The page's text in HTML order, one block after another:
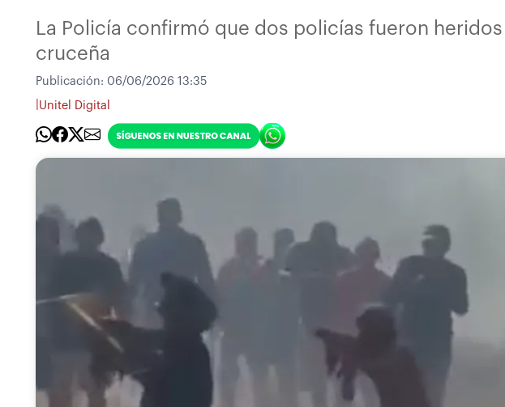
La Policía confirmó que dos policías fueron
cruceña
Publicación: 06/06/2026 13:35
Unitel Digital